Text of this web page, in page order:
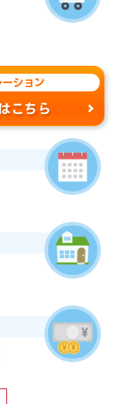
ション
こちら